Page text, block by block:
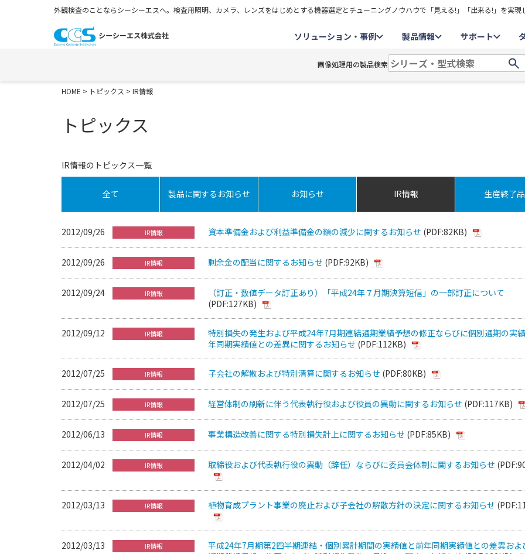
外観検査のことならシーシーエスへ。検査用照明、カメラ、レンズをはじめとする機器選定とチューニングノウハウで「見える!」「出来る!」を実現
ソリューション・事例 製品情報 サポート
画像処理用の製品検索
HOME > トピックス > IR情報
トピックス
IR情報のトピックス一覧
全て 製品に関するお知らせ お知らせ IR情報 生産終了品
2012/09/26 IR情報 資本準備金および利益準備金の額の減少に関するお知らせ (PDF:82KB)
2012/09/26 IR情報 剰余金の配当に関するお知らせ (PDF:92KB)
2012/09/24 IR情報
（訂正・数値データ訂正あり）「平成24年７月期決算短信」の一部訂正について
(PDF:127KB)
2012/09/12 IR情報
特別損失の発生および平成24年7月期連結通期業績予想の修正ならびに個別通期の実
年同期実績値との差異に関するお知らせ (PDF:112KB)
2012/07/25 IR情報 子会社の解散および特別清算に関するお知らせ (PDF:80KB)
2012/07/25 IR情報 経営体制の刷新に伴う代表執行役および役員の異動に関するお知らせ (PDF:117KB)
2012/06/13 IR情報 事業構造改善に関する特別損失計上に関するお知らせ (PDF:85KB)
2012/04/02 IR情報 取締役および代表執行役の異動（辞任）ならびに委員会体制に関するお知らせ
2012/03/13 IR情報 植物育成プラント事業の廃止および子会社の解散方針の決定に関するお知らせ
2012/03/13 IR情報
平成24年7月期第2四半期連結・個別累計期間の実績値と前年同期実績値との差異およ